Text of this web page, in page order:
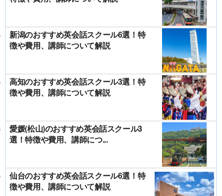
新潟のおすすめ英会話スクール6選！特
徴や費用、講師について解説
高知のおすすめ英会話スクール3選！特
徴や費用、講師について解説
愛媛(松山)のおすすめ英会話スクール3
選！特徴や費用、講師につ...
仙台のおすすめ英会話スクール6選！特
徴や費用、講師について解説